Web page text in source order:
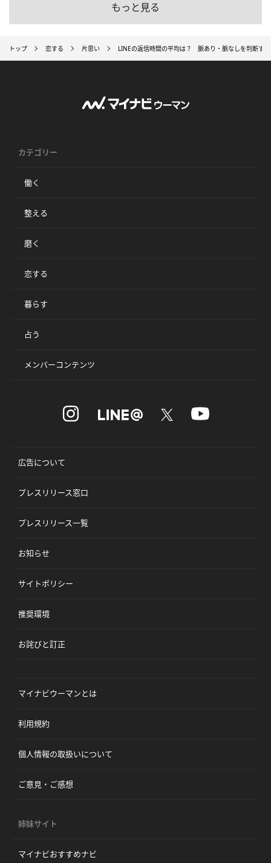
もっと見る
トップ 恋する 片思い LINEの返信時間の平均は？ 脈あり・脈なしを判断す
カテゴリー
働く
整える
磨く
恋する
暮らす
占う
メンバーコンテンツ
広告について
プレスリリース窓口
プレスリリース一覧
お知らせ
サイトポリシー
推奨環境
お詫びと訂正
マイナビウーマンとは
利用規約
個人情報の取扱いについて
ご意見・ご感想
姉妹サイト
マイナビおすすめナビ